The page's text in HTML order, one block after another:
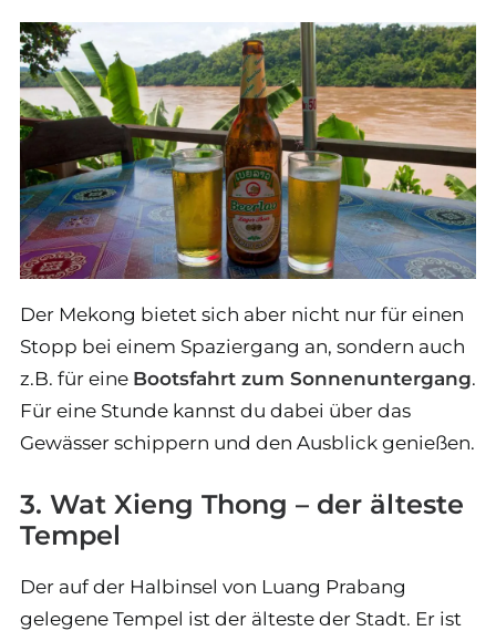
Der Mekong bietet sich aber nicht nur für einen
Stopp bei einem Spaziergang an, sondern auch
z.B. für eine Bootsfahrt zum Sonnenuntergang.
Für eine Stunde kannst du dabei über das
Gewässer schippern und den Ausblick genießen.
3. Wat Xieng Thong – der älteste
Tempel
Der auf der Halbinsel von Luang Prabang
gelegene Tempel ist der älteste der Stadt. Er ist